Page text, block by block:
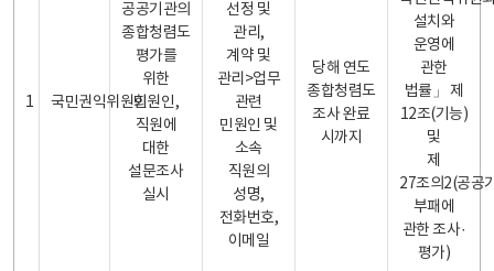
1 국민권익위원회
공공기관의
종합청렴도
평가를
위한
민원인,
직원에
대한
설문조사
실시
선정 및
관리,
계약 및
관리>업무
관련
민원인 및
소속
직원의
성명,
전화번호,
이메일
당해 연도
종합청렴도
조사 완료
시까지
설치와
운영에
관한
법률」 제
12조(기능)
및
제
27조의2(공공
부패에
관한 조사·
평가)